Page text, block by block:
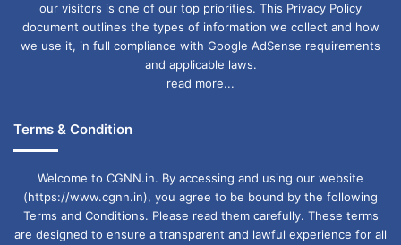
our visitors is one of our top priorities. This Privacy Policy
document outlines the types of information we collect and how
we use it, in full compliance with Google AdSense requirements
and applicable laws.
read more...
Terms & Condition
Welcome to CGNN.in. By accessing and using our website
(https://www.cgnn.in), you agree to be bound by the following
Terms and Conditions. Please read them carefully. These terms
are designed to ensure a transparent and lawful experience for all